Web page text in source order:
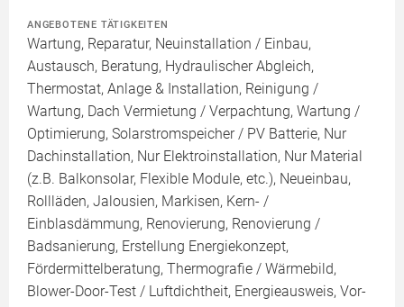
ANGEBOTENE TÄTIGKEITEN
Wartung, Reparatur, Neuinstallation / Einbau,
Austausch, Beratung, Hydraulischer Abgleich,
Thermostat, Anlage & Installation, Reinigung /
Wartung, Dach Vermietung / Verpachtung, Wartung /
Optimierung, Solarstromspeicher / PV Batterie, Nur
Dachinstallation, Nur Elektroinstallation, Nur Material
(z.B. Balkonsolar, Flexible Module, etc.), Neueinbau,
Rollläden, Jalousien, Markisen, Kern- /
Einblasdämmung, Renovierung, Renovierung /
Badsanierung, Erstellung Energiekonzept,
Fördermittelberatung, Thermografie / Wärmebild,
Blower-Door-Test / Luftdichtheit, Energieausweis, Vor-